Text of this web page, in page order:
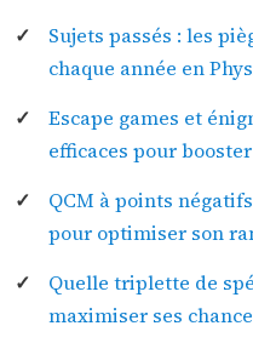
Sujets passés : les
chaque année en
Escape games et
efficaces pour
QCM à points
pour optimiser son
Quelle triplette de
maximiser ses